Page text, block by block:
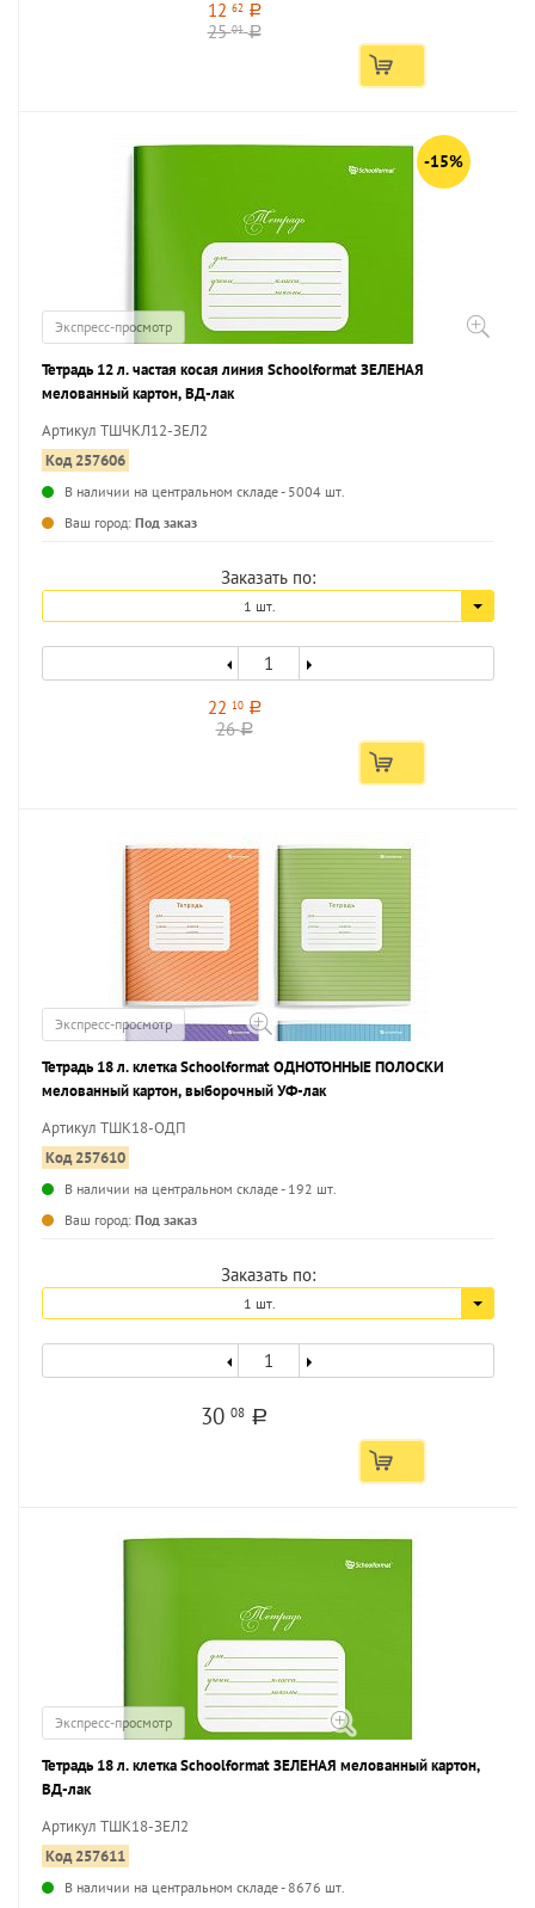
12 62 a
2501 a
-15%
Экспресс-просмотр
Тетрадь 12 л. частая косая линия Schoolformat ЗЕЛЕНАЯ
мелованный картон, ВД-лак
Артикул ТШЧКЛ12-ЗЕЛ2
Код 257606
В наличии на центральном складе - 5004 шт.
Ваш город: Под заказ
Заказать по:
1 шт.
22 10 a
26a
Экспресс-просмотр
Тетрадь 18 л. клетка Schoolformat ОДНОТОННЫЕ ПОЛОСКИ
мелованный картон, выборочный УФ-лак
Артикул ТШК18-ОДП
Код 257610
В наличии на центральном складе - 192 шт.
Ваш город: Под заказ
Заказать по:
1 шт.
3008 a
Экспресс-просмотр
Тетрадь 18 л. клетка Schoolformat ЗЕЛЕНАЯ мелованный картон,
ВД-лак
Артикул ТШК18-ЗЕЛ2
Код 257611
В наличии на центральном складе - 8676 шт.